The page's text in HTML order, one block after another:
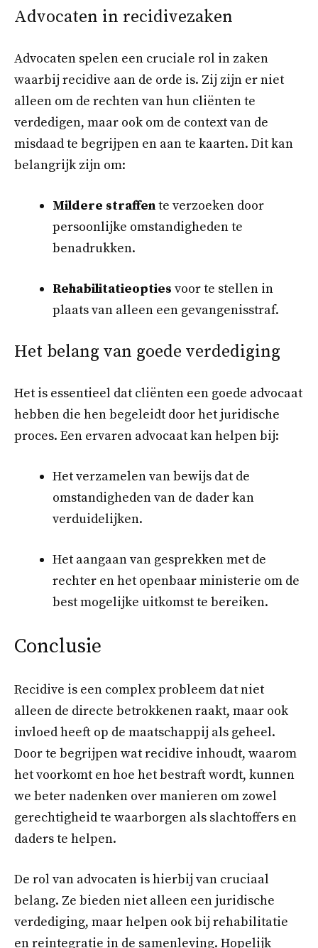
Advocaten in recidivezaken
Advocaten spelen een cruciale rol in zaken
waarbij recidive aan de orde is. Zij zijn er niet
alleen om de rechten van hun cliënten te
verdedigen, maar ook om de context van de
misdaad te begrijpen en aan te kaarten. Dit kan
belangrijk zijn om:
Mildere straffente verzoeken door
persoonlijke omstandigheden te
benadrukken.
Rehabilitatieopties voor te stellen in
plaats van alleen een gevangenisstraf.
Het belang van goede verdediging
Het is essentieel dat cliënten een goede advocaat
hebben die hen begeleidt door het juridische
proces. Een ervaren advocaat kan helpen bij:
Het verzamelen van bewijs dat de
omstandigheden van de dader kan
verduidelijken.
Het aangaan van gesprekken met de
rechter en het openbaar ministerie om de
best mogelijke uitkomst te bereiken.
Conclusie
Recidive is een complex probleem dat niet
alleen de directe betrokkenen raakt, maar ook
invloed heeft op de maatschappij als geheel.
Door te begrijpen wat recidive inhoudt, waarom
het voorkomt en hoe het bestraft wordt, kunnen
we beter nadenken over manieren om zowel
gerechtigheid te waarborgen als slachtoffers en
daders te helpen.
De rol van advocaten is hierbij van cruciaal
belang. Ze bieden niet alleen een juridische
verdediging, maar helpen ook bij rehabilitatie
en reintegratie in de samenleving. Hopelijk